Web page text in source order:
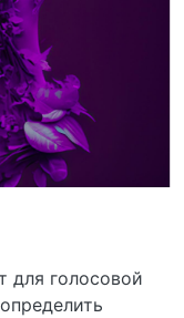
для голосовой